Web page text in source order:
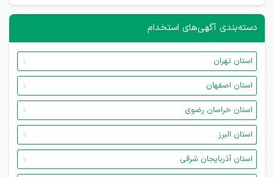
دسته‌بندی آگهی‌های استخدام
استان تهران
استان اصفهان
استان خراسان رضوی
استان البرز
استان آذربایجان شرقی